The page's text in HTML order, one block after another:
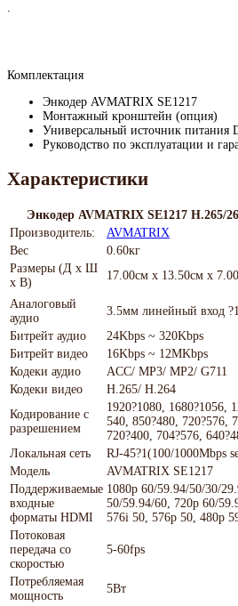
.
Комплектация
Энкодер AVMATRIX SE1217
Монтажный кронштейн (опция)
Универсальный источник питания
Руководство по эксплуатации и
Характеристики
Энкодер AVMATRIX SE1217 H.265/
Производитель:
AVMATRIX
Вес
0.60кг
Размеры (Д х Ш
х В)
17.00см x 13.50см x
Аналоговый
аудио
3.5мм линейный вход ?1
Битрейт аудио
24Kbps ~ 320Kbps
Битрейт видео
16Kbps ~ 12MKbps
Кодеки аудио
ACC/ MP3/ MP2/ G711
Кодеки видео
H.265/ H.264
Кодирование с
разрешением
1920?1080, 1680?1056,
540, 850?480, 720?576,
720?400, 704?576,
Локальная сеть
RJ-45?1(100/1000Mbps
Модель
AVMATRIX SE1217
Поддерживаемые
входные
форматы HDMI
1080p 60/59.94/50/30/
50/59.94/60, 720p 60/
576i 50, 576p 50, 480p
Потоковая
передача со
скоростью
5-60fps
Потребляемая
мощность
5Вт